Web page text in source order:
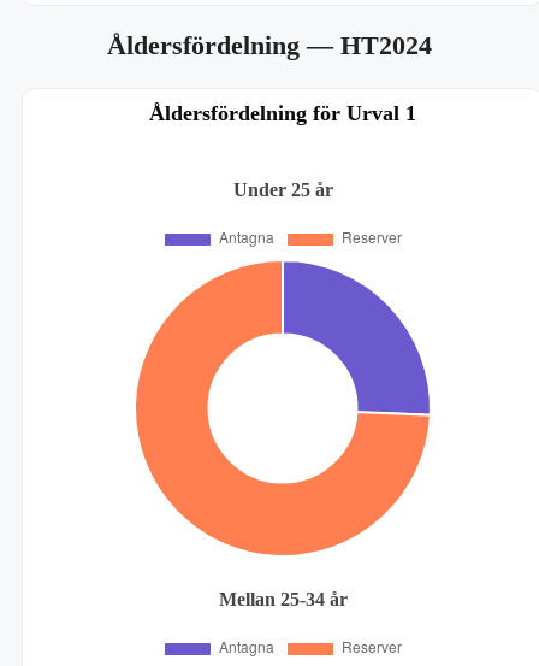
Åldersfördelning— HT2024
Åldersfördelning för Urval 1
Under 25 år
Mellan 25-34 år